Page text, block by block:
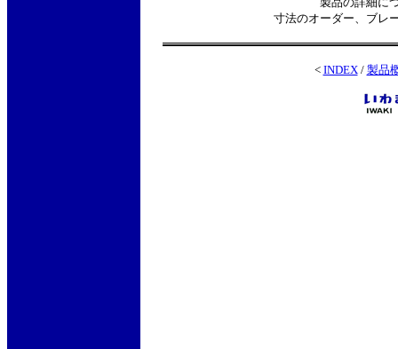
寸法のオーダー、ブレ
< INDEX/ 製品